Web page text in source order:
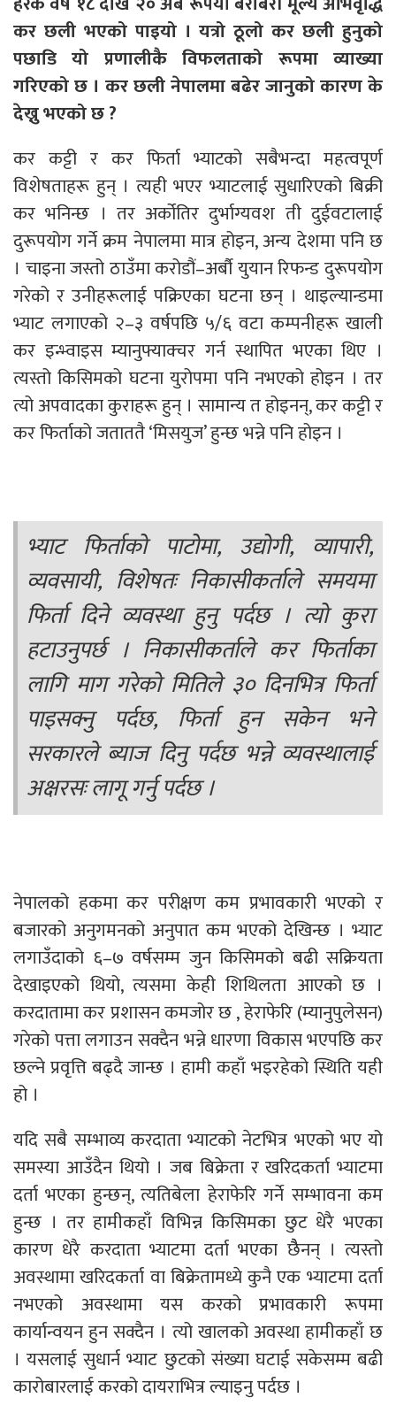
कर छली भएको पाइयो । यत्रो ठूलो कर छली हुनुको
पछाडि यो प्रणालीकै विफलताको रूपमा व्याख्या
गरिएको छ । कर छली नेपालमा बढेर जानुको कारण के
देख्नु भएको छ ?
कर कट्टी र कर फिर्ता भ्याटको सबैभन्दा महत्वपूर्ण
विशेषताहरू हुन् । त्यही भएर भ्याटलाई सुधारिएको बिक्री
कर भनिन्छ । तर अर्कोतिर दुर्भाग्यवश ती दुईवटालाई
दुरूपयोग गर्ने क्रम नेपालमा मात्र होइन, अन्य देशमा पनि छ
। चाइना जस्तो ठाउँमा करोडौं–अर्बौ युयान रिफन्ड दुरूपयोग
गरेको र उनीहरूलाई पक्रिएका घटना छन् । थाइल्यान्डमा
भ्याट लगाएको २–३ वर्षपछि ५/६ वटा कम्पनीहरू खाली
कर इन्भ्वाइस म्यानुफ्याक्चर गर्न स्थापित भएका थिए ।
त्यस्तो किसिमको घटना युरोपमा पनि नभएको होइन । तर
त्यो अपवादका कुराहरू हुन् । सामान्य त होइनन्, कर कट्टी र
कर फिर्ताको जताततै ‘मिसयुज’ हुन्छ भन्ने पनि होइन ।
भ्याट फिर्ताको पाटोमा, उद्योगी, व्यापारी,
व्यवसायी, विशेषतः निकासीकर्ताले समयमा
फिर्ता दिने व्यवस्था हुनु पर्दछ । त्यो कुरा
हटाउनुपर्छ । निकासीकर्ताले कर फिर्ताका
लागि माग गरेको मितिले ३० दिनभित्र फिर्ता
पाइसक्नु पर्दछ, फिर्ता हुन सकेन भने
सरकारले ब्याज दिनु पर्दछ भन्ने व्यवस्थालाई
अक्षरसः लागू गर्नु पर्दछ ।
नेपालको हकमा कर परीक्षण कम प्रभावकारी भएको र
बजारको अनुगमनको अनुपात कम भएको देखिन्छ । भ्याट
लगाउँदाको ६–७ वर्षसम्म जुन किसिमको बढी सक्रियता
देखाइएको थियो, त्यसमा केही शिथिलता आएको छ ।
करदातामा कर प्रशासन कमजोर छ , हेराफेरि (म्यानुपुलेसन)
गरेको पत्ता लगाउन सक्दैन भन्ने धारणा विकास भएपछि कर
छल्ने प्रवृत्ति बढ्दै जान्छ । हामी कहाँ भइरहेको स्थिति यही
हो ।
यदि सबै सम्भाव्य करदाता भ्याटको नेटभित्र भएको भए यो
समस्या आउँदैन थियो । जब बिक्रेता र खरिदकर्ता भ्याटमा
दर्ता भएका हुन्छन्, त्यतिबेला हेराफेरि गर्ने सम्भावना कम
हुन्छ । तर हामीकहाँ विभिन्न किसिमका छुट धेरै भएका
कारण धेरै करदाता भ्याटमा दर्ता भएका छैैनन् । त्यस्तो
अवस्थामा खरिदकर्ता वा बिक्रेतामध्ये कुनै एक भ्याटमा दर्ता
नभएको अवस्थामा यस करको प्रभावकारी रूपमा
कार्यान्वयन हुन सक्दैन । त्यो खालको अवस्था हामीकहाँ छ
। यसलाई सुधार्न भ्याट छुटको संख्या घटाई सकेसम्म बढी
कारोबारलाई करको दायराभित्र ल्याइनु पर्दछ ।